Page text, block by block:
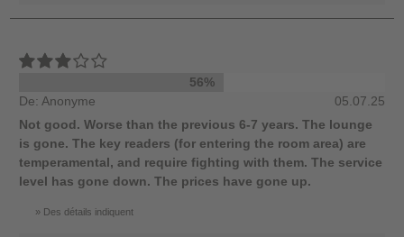
56%
De: Anonyme
05.07.25
Not good. Worse than the previous 6-7 years. The lounge
is gone. The key readers (for entering the room area) are
temperamental, and require fighting with them. The service
level has gone down. The prices have gone up.
Des détails indiquent